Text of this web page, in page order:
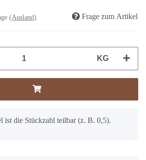
(Ausland) Frage zum Artikel
KG
ist die Stückzahl teilbar (z. B. 0,5).